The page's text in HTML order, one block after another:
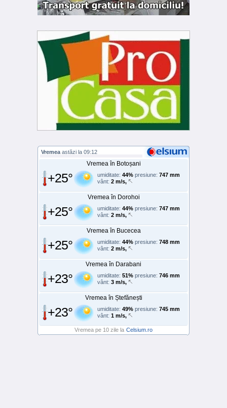
Vremea astăzi la 09:12
Vremea în Botoșani
+25° umiditate: 44% presiune: 747 mm
vânt: 2 m/s,
Vremea în Dorohoi
+25° umiditate: 44% presiune: 747 mm
vânt: 2 m/s,
Vremea în Bucecea
+25° umiditate: 44% presiune: 748 mm
vânt: 2 m/s,
Vremea în Darabani
+23° umiditate: 51% presiune: 746 mm
vânt: 3 m/s,
Vremea în Ștefănești
+23° umiditate: 49% presiune: 745 mm
vânt: 1 m/s,
Vremea pe 10 zile la Celsium.ro